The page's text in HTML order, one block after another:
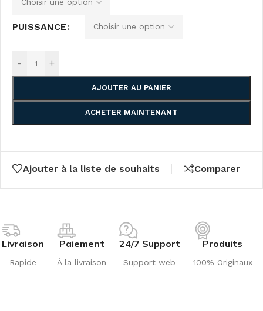
PUISSANCE
- +
AJOUTER AU PANIER
ACHETER MAINTENANT
Ajouter à la liste de souhaits Comparer
Livraison
Rapide
Paiement
À la livraison
24/7 Support
Support web
Produits
100% Originaux